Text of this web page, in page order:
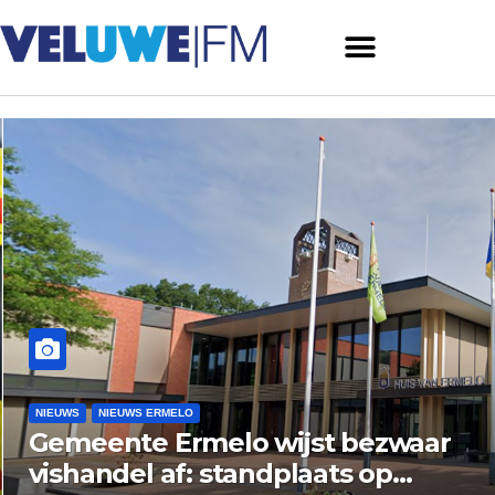
NIEUWS NIEUWS ERMELO
Gemeente Ermelo wijst bezwaar
vishandel af: standplaats op